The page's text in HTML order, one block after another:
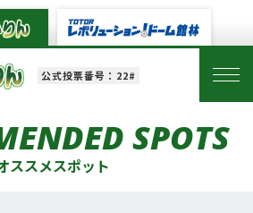
公式投票番号：22#
SPOTS
ススメスポット